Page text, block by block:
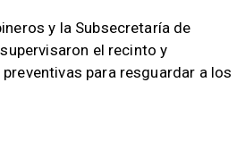
y la Subsecretaría de
el recinto y
para resguardar a los